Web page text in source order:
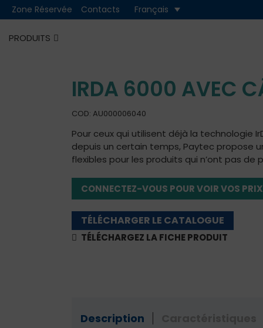
Zone Réservée Contacts Français
PRODUITS
IRDA 6000 AVEC
COD: AU000006040
Pour ceux qui utilisent déjà la technologie
depuis un certain temps, Paytec propose
flexibles pour les produits qui n’ont pas de
CONNECTEZ-VOUS POUR VOIR VOS PRIX
TÉLÉCHARGER LE CATALOGUE
TÉLÉCHARGEZ LA FICHE PRODUIT
Description